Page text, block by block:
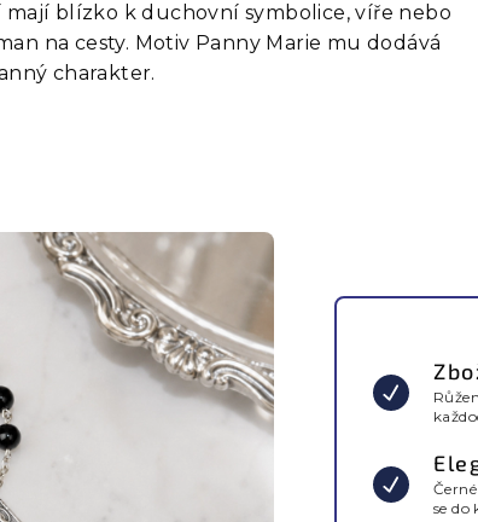
blízko k duchovní symbolice, víře nebo
na cesty. Motiv Panny Marie mu dodává
charakter.
se do